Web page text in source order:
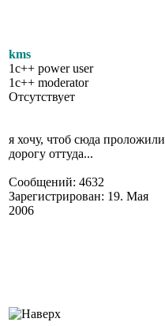
kms
1c++ power user
1c++ moderator
Отсутствует
я хочу, чтоб сюда проложили
дорогу оттуда...
Сообщений: 4632
Зарегистрирован: 19. Мая
2006